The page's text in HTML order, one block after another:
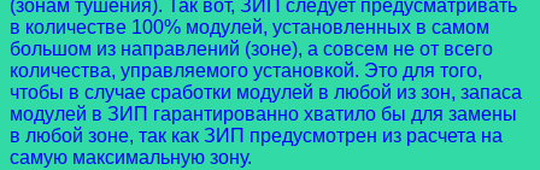
(зонам тушения). Так вот, ЗИП следует предусматривать
в количестве 100% модулей, установленных в самом
большом из направлений (зоне), а совсем не от всего
количества, управляемого установкой. Это для того,
чтобы в случае сработки модулей в любой из зон, запаса
модулей в ЗИП гарантированно хватило бы для замены
в любой зоне, так как ЗИП предусмотрен из расчета на
самую максимальную зону.